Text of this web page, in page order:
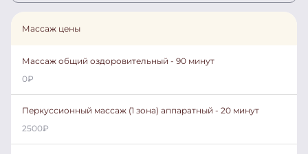
Массаж цены
Массаж общий оздоровительный - 90 минут
0₽
Перкуссионный массаж (1 зона) аппаратный - 20 минут
2500₽